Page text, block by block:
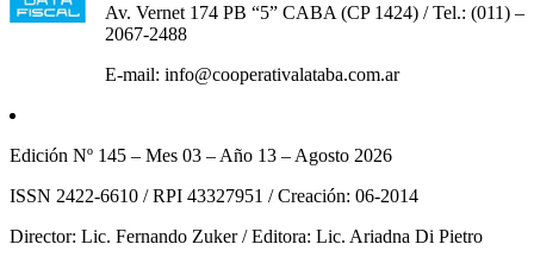
Av. Vernet 174 PB “5” CABA (CP 1424) / Tel.: (011) –
2067-2488
E-mail: info@cooperativalataba.com.ar
Edición Nº 145 – Mes 03 – Año 13 – Agosto 2026
ISSN 2422-6610 / RPI 43327951 / Creación: 06-2014
Director: Lic. Fernando Zuker / Editora: Lic. Ariadna Di Pietro